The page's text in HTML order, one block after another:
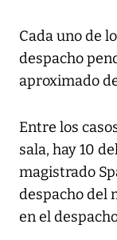
Cada uno de
despacho
aproximado
Entre los
sala, hay 10
magistrado
despacho del
en el